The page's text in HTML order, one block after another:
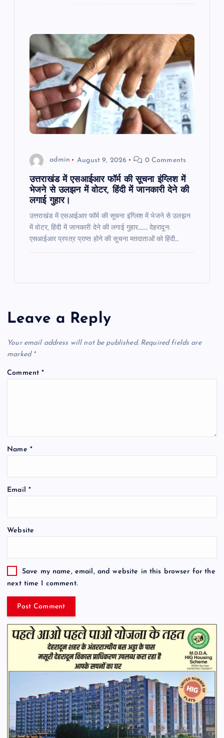
admin August 9, 2026 0 Comments
उत्तराखंड में एसआईआर फॉर्म की सूचना इंग्लिश में
भेजने से उलझन में वोटर, हिंदी में जानकारी देने की
लगाई गुहार।
उत्तराखंड में एसआईआर फॉर्म की सूचना इंग्लिश में भेजने से उलझन
में वोटर, हिंदी में जानकारी देने की लगाई गुहार…….. देहरादून:
एसआईआर प्रपत्र प्राप्त होने की सूचना मतदाताओं को हिंदी…
Leave a Reply
Your email address will not be published. Required fields are
marked *
Comment*
Name *
Email *
Website
Save my name, email, and website in this browser for the
next time I comment.